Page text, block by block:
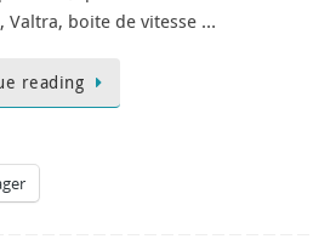
Valtra, boite de vitesse …
reading